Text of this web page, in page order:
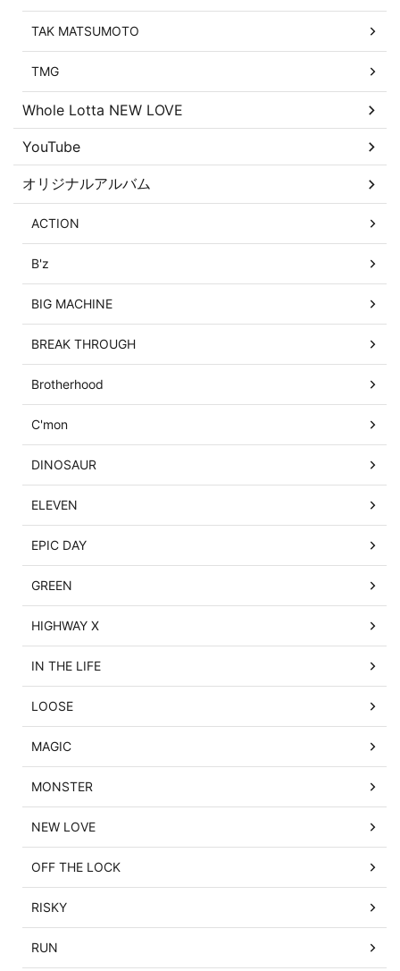
TAK MATSUMOTO
TMG
Whole Lotta NEW LOVE
YouTube
オリジナルアルバム
ACTION
B'z
BIG MACHINE
BREAK THROUGH
Brotherhood
C'mon
DINOSAUR
ELEVEN
EPIC DAY
GREEN
HIGHWAY X
IN THE LIFE
LOOSE
MAGIC
MONSTER
NEW LOVE
OFF THE LOCK
RISKY
RUN